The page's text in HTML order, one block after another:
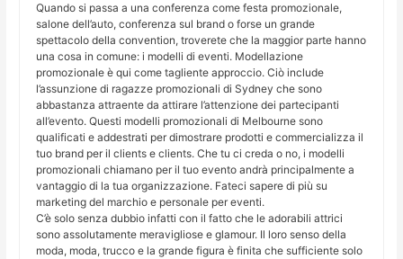
Quando si passa a una conferenza come festa promozionale,
salone dell’auto, conferenza sul brand o forse un grande
spettacolo della convention, troverete che la maggior parte hanno
una cosa in comune: i modelli di eventi. Modellazione
promozionale è qui come tagliente approccio. Ciò include
l’assunzione di ragazze promozionali di Sydney che sono
abbastanza attraente da attirare l’attenzione dei partecipanti
all’evento. Questi modelli promozionali di Melbourne sono
qualificati e addestrati per dimostrare prodotti e commercializza il
tuo brand per il clients e clients. Che tu ci creda o no, i modelli
promozionali chiamano per il tuo evento andrà principalmente a
vantaggio di la tua organizzazione. Fateci sapere di più su
marketing del marchio e personale per eventi.
C’è solo senza dubbio infatti con il fatto che le adorabili attrici
sono assolutamente meravigliose e glamour. Il loro senso della
moda, moda, trucco e la grande figura è finita che sufficiente solo